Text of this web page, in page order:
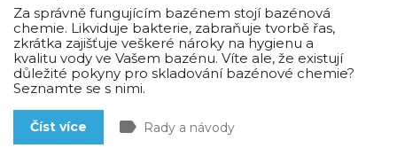
Za správně fungujícím bazénem stojí bazénová
chemie. Likviduje bakterie, zabraňuje tvorbě řas,
zkrátka zajišťuje veškeré nároky na hygienu a
kvalitu vody ve Vašem bazénu. Víte ale, že existují
důležité pokyny pro skladování bazénové chemie?
Seznamte se s nimi.
Číst více label Rady a návody